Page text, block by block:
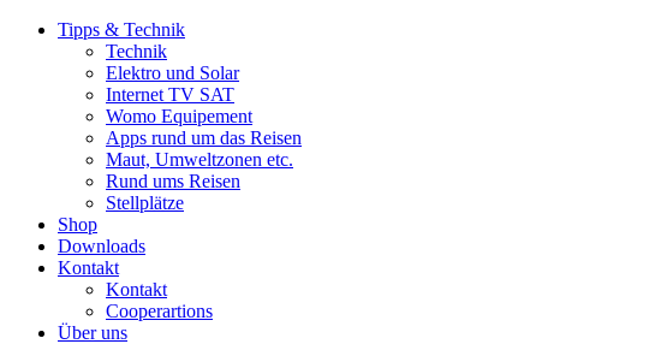
Tipps & Technik
Technik
Elektro und Solar
Internet TV SAT
Womo Equipement
Apps rund um das Reisen
Maut, Umweltzonen etc.
Rund ums Reisen
Stellplätze
Shop
Downloads
Kontakt
Kontakt
Cooperartions
Über uns